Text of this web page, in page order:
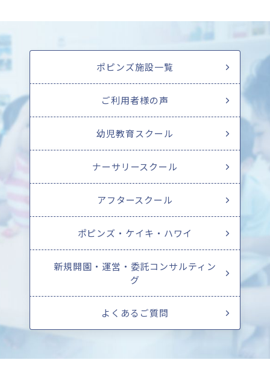
ポピンズ施設一覧
ご利用者様の声
幼児教育スクール
ナーサリースクール
アフタースクール
ポピンズ・ケイキ・ハワイ
新規開園・運営・委託コンサルティン
グ
よくあるご質問